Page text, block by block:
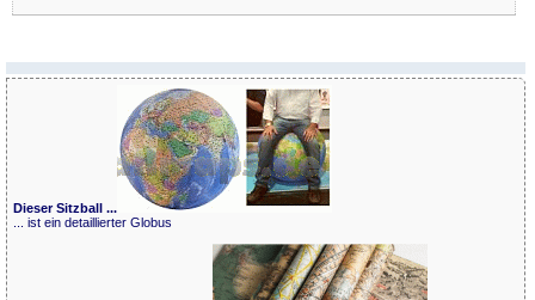
Dieser Sitzball ...
... ist ein detaillierter Globus